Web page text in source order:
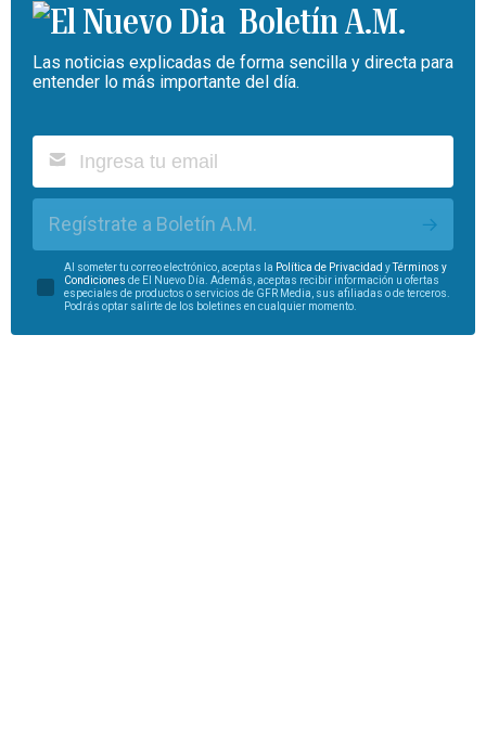
Boletín A.M.
Las noticias explicadas de forma sencilla y directa para
entender lo más importante del día.
Regístrate a Boletín A.M.
Al someter tu correo electrónico, aceptas la Política de Privacidad yTérminos y
Condiciones de El Nuevo Día. Además, aceptas recibir información u ofertas
especiales de productos o servicios de GFR Media, sus afiliadas o de terceros.
Podrás optar salirte de los boletines en cualquier momento.